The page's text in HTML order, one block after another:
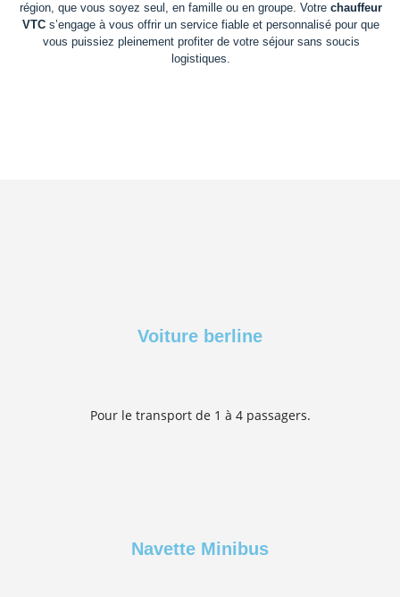
région, que vous soyez seul, en famille ou en groupe. Votre chauffeur
VTC s’engage à vous offrir un service fiable et personnalisé pour que
vous puissiez pleinement profiter de votre séjour sans soucis
logistiques.
Voiture berline
Pour le transport de 1 à 4 passagers.
Navette Minibus